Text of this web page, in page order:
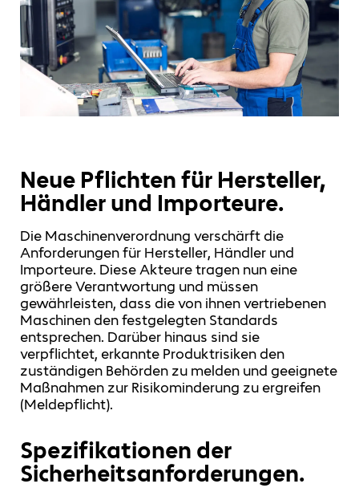
Neue Pflichten für Hersteller,
Händler und Importeure.
Die Maschinenverordnung verschärft die
Anforderungen für Hersteller, Händler und
Importeure. Diese Akteure tragen nun eine
größere Verantwortung und müssen
gewährleisten, dass die von ihnen vertriebenen
Maschinen den festgelegten Standards
entsprechen. Darüber hinaus sind sie
verpflichtet, erkannte Produktrisiken den
zuständigen Behörden zu melden und geeignete
Maßnahmen zur Risikominderung zu ergreifen
(Meldepflicht).
Spezifikationen der
Sicherheits­­anforderungen.